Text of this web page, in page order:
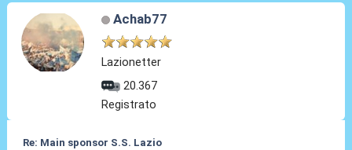
Achab77
Lazionetter
20.367
Registrato
Re: Main sponsor S.S. Lazio